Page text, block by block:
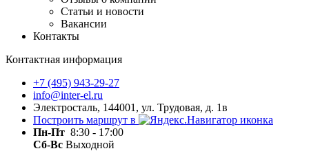
Статьи и новости
Вакансии
Контакты
Контактная информация
+7 (495) 943-29-27
info@inter-el.ru
Электросталь, 144001, ул. Трудовая, д. 1в
Построить маршрут в
Пн-Пт 8:30 - 17:00
Сб-Вс Выходной